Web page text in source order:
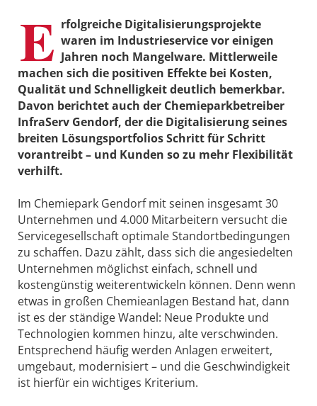
E rfolgreiche Digitalisierungsprojekte
waren im Industrieservice vor einigen
Jahren noch Mangelware. Mittlerweile
machen sich die positiven Effekte bei Kosten,
Qualität und Schnelligkeit deutlich bemerkbar.
Davon berichtet auch der Chemieparkbetreiber
InfraServ Gendorf, der die Digitalisierung seines
breiten Lösungsportfolios Schritt für Schritt
vorantreibt – und Kunden so zu mehr Flexibilität
verhilft.
Im Chemiepark Gendorf mit seinen insgesamt 30
Unternehmen und 4.000 Mitarbeitern versucht die
Servicegesellschaft optimale Standortbedingungen
zu schaffen. Dazu zählt, dass sich die angesiedelten
Unternehmen möglichst einfach, schnell und
kostengünstig weiterentwickeln können. Denn wenn
etwas in großen Chemieanlagen Bestand hat, dann
ist es der ständige Wandel: Neue Produkte und
Technologien kommen hinzu, alte verschwinden.
Entsprechend häufig werden Anlagen erweitert,
umgebaut, modernisiert – und die Geschwindigkeit
ist hierfür ein wichtiges Kriterium.